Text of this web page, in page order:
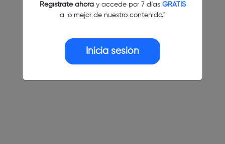
Regístrate ahoray accede por 7 días GRATIS
a lo mejor de nuestro contenido."
Inicia sesión